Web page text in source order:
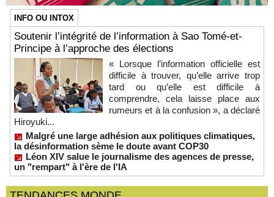
INFO OU INTOX
Soutenir l’intégrité de l’information à Sao Tomé-et-
Principe à l’approche des élections
« Lorsque l’information officielle est
difficile à trouver, qu’elle arrive trop
tard ou qu’elle est difficile à
comprendre, cela laisse place aux
rumeurs et à la confusion », a déclaré
Hiroyuki...
Malgré une large adhésion aux politiques climatiques,
la désinformation sème le doute avant COP30
Léon XIV salue le journalisme des agences de presse,
un "rempart" à l'ère de l'IA